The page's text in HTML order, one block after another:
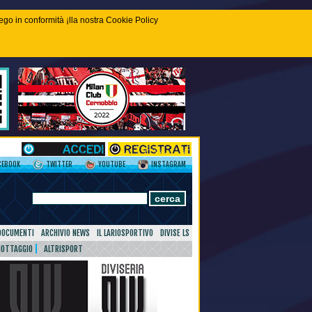
in conformità ¡lla nostra Cookie Policy
TWITTER YOUTUBE INSTAGRAM
ARCHIVIO NEWS IL LARIOSPORTIVO
DIVISE LS
ALTRISPORT